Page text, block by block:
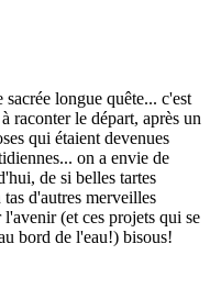
longue quête... c'est
raconter le départ, après un
qui étaient devenues
on a envie de
de si belles tartes
d'autres merveilles
(et ces projets qui se
bord de l'eau!) bisous!